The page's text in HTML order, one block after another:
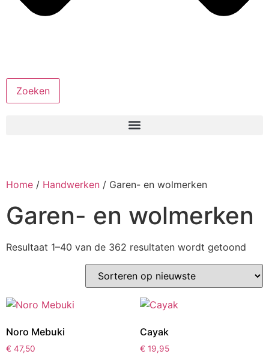
Zoeken
Home / Handwerken / Garen- en wolmerken
Garen- en wolmerken
Resultaat 1–40 van de 362 resultaten wordt getoond
Noro Mebuki
€ 47,50
Cayak
€ 19,95